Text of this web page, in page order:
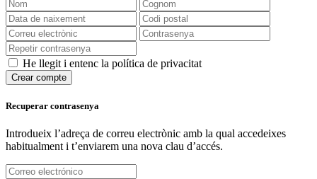
He llegit i entenc la política de privacitat
Crear compte
Recuperar contrasenya
Introdueix l’adreça de correu electrònic amb la qual accedeixes
habitualment i t’enviarem una nova clau d’accés.